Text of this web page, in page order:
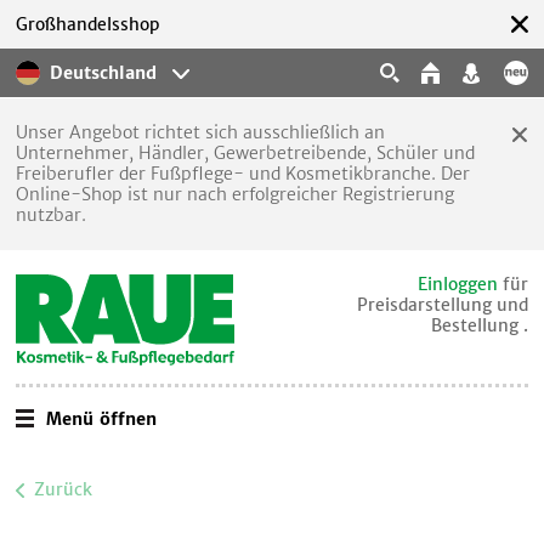
Deutschland
Großhandelsshop
Unser Angebot richtet sich ausschließlich an
Unternehmer, Händler, Gewerbetreibende, Schüler und
Freiberufler der Fußpflege- und Kosmetikbranche. Der
Online-Shop ist nur nach erfolgreicher Registrierung
nutzbar.
Einloggen für
Preisdarstellung und
Bestellung .
Menü öffnen
Zurück